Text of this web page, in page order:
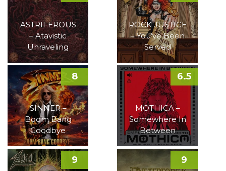
ASTRIFEROUS
– Atavistic
Unraveling
ROCK JUSTICE
– You’ve Been
Served
SINNER –
Boom Bang
Goodbye
8
MOTHICA –
Somewhere In
Between
6.5
9 9